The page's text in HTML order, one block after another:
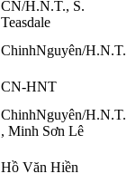
CN/H.N.T., S.
Teasdale
ChinhNguyên/H.N.T.
CN-HNT
ChinhNguyên/H.N.T.
, Minh Sơn Lê
Hồ Văn Hiền